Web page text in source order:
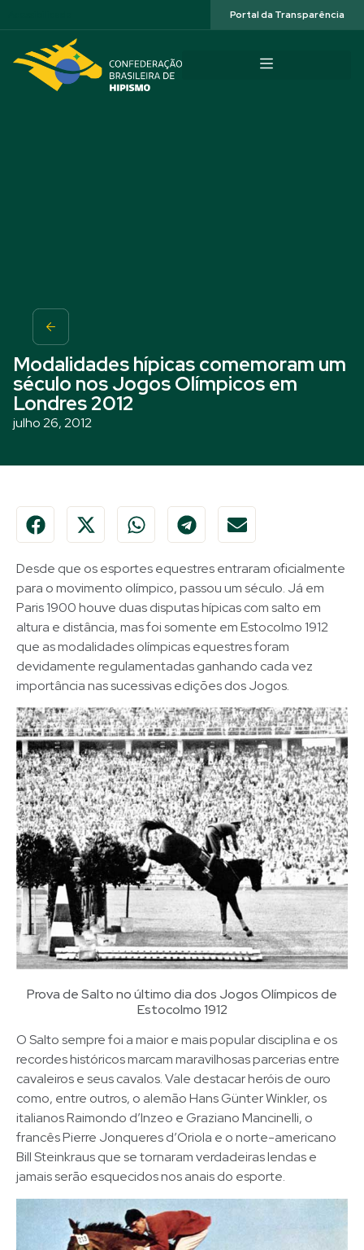
Portal da Transparência
Modalidades hípicas comemoram um
século nos Jogos Olímpicos em
Londres 2012
julho 26, 2012
Desde que os esportes equestres entraram oficialmente
para o movimento olímpico, passou um século. Já em
Paris 1900 houve duas disputas hípicas com salto em
altura e distância, mas foi somente em Estocolmo 1912
que as modalidades olímpicas equestres foram
devidamente regulamentadas ganhando cada vez
importância nas sucessivas edições dos Jogos.
Prova de Salto no último dia dos Jogos Olímpicos de
Estocolmo 1912
O Salto sempre foi a maior e mais popular disciplina e os
recordes históricos marcam maravilhosas parcerias entre
cavaleiros e seus cavalos. Vale destacar heróis de ouro
como, entre outros, o alemão Hans Günter Winkler, os
italianos Raimondo d’Inzeo e Graziano Mancinelli, o
francês Pierre Jonqueres d’Oriola e o norte-americano
Bill Steinkraus que se tornaram verdadeiras lendas e
jamais serão esquecidos nos anais do esporte.